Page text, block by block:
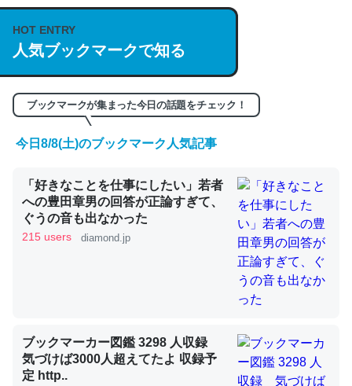
説してる記事が少ないので貴重な良記事。/続編来た
https://isobe324649.hatenablog.com/entry/2023/03/27
/064121
─GPTの仕組みと限界についての考察（１） - conceptualization
くらい。小説でいう「ずっと前の伏線」は回収されないけ
ど、短期記憶というには多い分量。進化すればするほど分
かりやすく強くなりそう
─GPTの仕組みと限界についての考察（１） - conceptualization
昆虫ってカルシウム少ないのか。知らんかった。調べたら
コオロギのカルシウム分はエビの600分の1程度。
HOT ENTRY
人気ブックマークで知る
ブックマークが集まった今日の話題をチェック！
今日8/8(土)のブックマーク人気記事
「好きなことを仕事にしたい」若者
への豊田章男の回答が正論すぎて、
ぐうの音も出なかった
215 users diamond.jp
ブックマーカー図鑑 3298 人収録
気づけば3000人超えてたよ 収録予
定 http..